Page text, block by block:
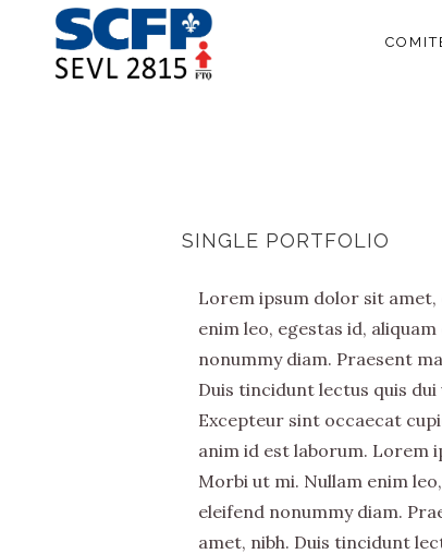
SINGLE PORTFOLIO
Lorem ipsum dolor sit
enim leo, egestas id,
nonummy diam. Praesent
Duis tincidunt lectus quis
Excepteur sint occaecat
anim id est laborum. Lorem
Morbi ut mi. Nullam enim
eleifend nonummy diam.
amet, nibh. Duis tincidunt